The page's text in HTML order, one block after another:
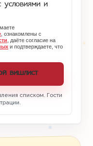
условиями и
, ознакомлены с
, даёте согласие на
и подтверждаете, что
вишлист
списком. Гости